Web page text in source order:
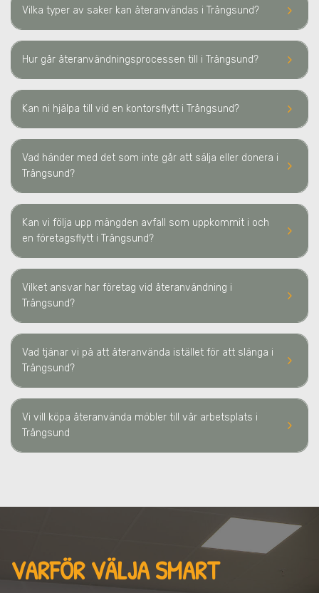
keyboard_arrow_right
Vilka typer av saker kan återanvändas i Trångsund?
keyboard_arrow_right
Hur går återanvändningsprocessen till i Trångsund?
keyboard_arrow_right
Kan ni hjälpa till vid en kontorsflytt i Trångsund?
keyboard_arrow_right
Vad händer med det som inte går att sälja eller donera i
Trångsund?
keyboard_arrow_right
Kan vi följa upp mängden avfall som uppkommit i och
en företagsflytt i Trångsund?
keyboard_arrow_right
Vilket ansvar har företag vid återanvändning i
Trångsund?
keyboard_arrow_right
Vad tjänar vi på att återanvända istället för att slänga i
Trångsund?
keyboard_arrow_right
Vi vill köpa återanvända möbler till vår arbetsplats i
Trångsund
VARFÖR VÄLJA SMART